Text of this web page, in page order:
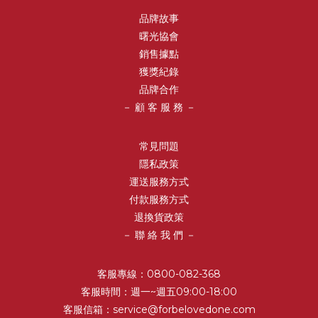
品牌故事
曙光協會
銷售據點
獲獎紀錄
品牌合作
－ 顧 客 服 務 －
常見問題
隱私政策
運送服務方式
付款服務方式
退換貨政策
－ 聯 絡 我 們 －
客服專線：0800-082-368
客服時間：週一~週五09:00-18:00
客服信箱：service@forbelovedone.com